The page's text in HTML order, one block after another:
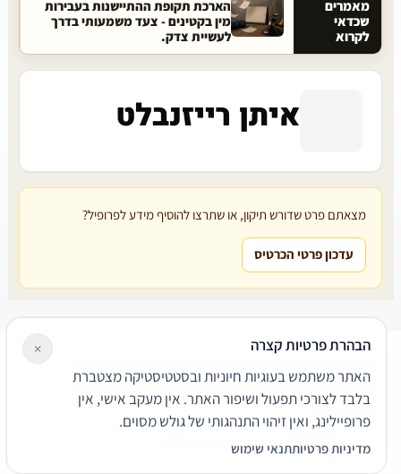
מאמרים קשורים באתר
מאמרים
שכדאי
לקרוא
הארכת תקופת ההתיישנות בעבירות
מין בקטינים - צעד משמעותי בדרך
לעשיית צדק.
איתן רייזנבלט
מצאתם פרט שדורש תיקון, או שתרצו להוסיף מידע לפרופיל?
עדכון פרטי הכרטיס
שירותים משפטיים
דרושים צור קשר נגישותפרטיות
תנאי שימוש
© 2026 הפירמה. כל הזכויות שמורות.
הבהרת פרטיות קצרה
האתר משתמש בעוגיות חיוניות ובסטטיסטיקה מצטברת
בלבד לצורכי תפעול ושיפור האתר. אין מעקב אישי, אין
פרופיילינג, ואין זיהוי התנהגותי של גולש מסוים.
מדיניות פרטיותתנאי שימוש
×